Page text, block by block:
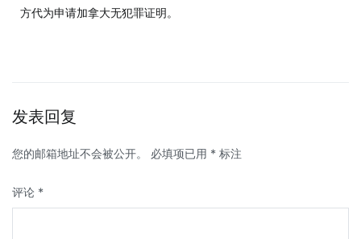
方代为申请加拿大无犯罪证明。
发表回复
您的邮箱地址不会被公开。 必填项已用 * 标注
评论 *